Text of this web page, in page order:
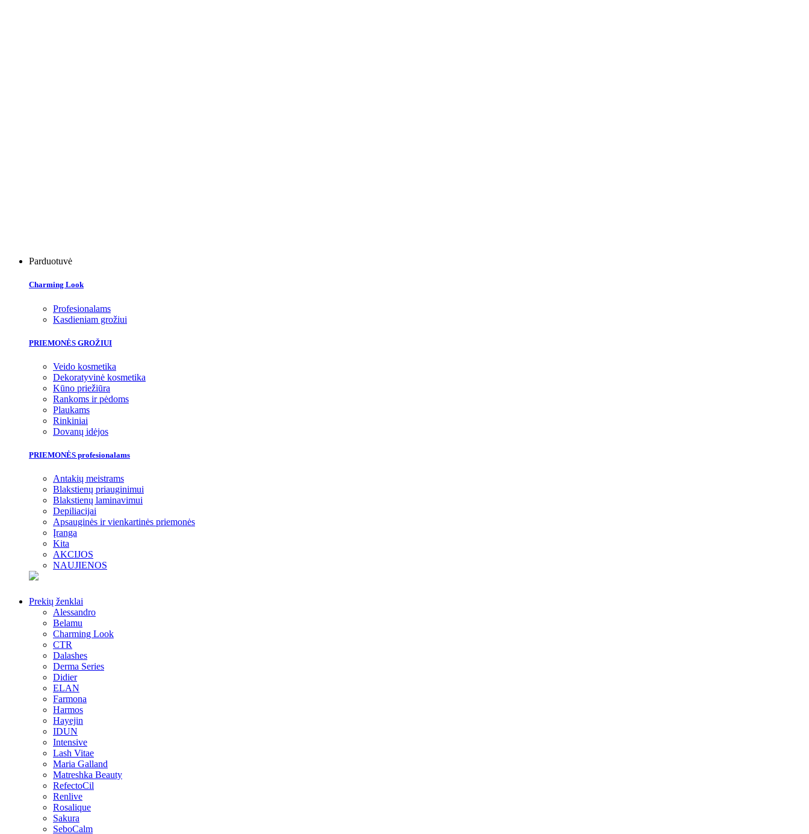
Parduotuvė
Charming Look
Profesionalams
Kasdieniam grožiui
PRIEMONĖS GROŽIUI
Veido kosmetika
Dekoratyvinė kosmetika
Kūno priežiūra
Rankoms ir pėdoms
Plaukams
Rinkiniai
Dovanų idėjos
PRIEMONĖS profesionalams
Antakių meistrams
Blakstienų priauginimui
Blakstienų laminavimui
Depiliacijai
Apsauginės ir vienkartinės priemonės
Įranga
Kita
AKCIJOS
NAUJIENOS
Prekių ženklai
Alessandro
Belamu
Charming Look
CTR
Dalashes
Derma Series
Didier
ELAN
Farmona
Harmos
Hayejin
IDUN
Intensive
Lash Vitae
Maria Galland
Matreshka Beauty
RefectoCil
Renlive
Rosalique
Sakura
SeboCalm